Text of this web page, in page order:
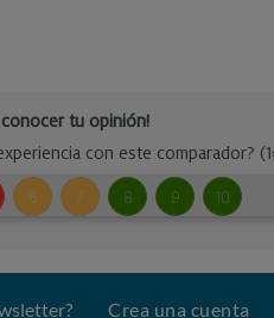
Crea una cuenta